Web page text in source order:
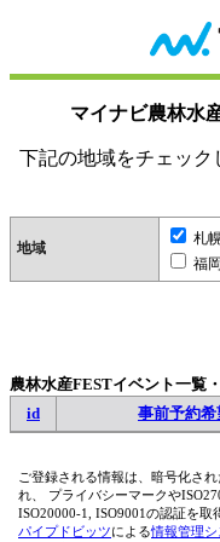
マイナビ農林水
下記の地域をチェック
地域
札
福岡
農林水産FESTイベント一覧
id
事前予約
ご登録される情報は、暗号化さ
れ、 プライバシーマークや
ISO20000-1, ISO9001の認証を取
パイプドビッツによる情報管理シ